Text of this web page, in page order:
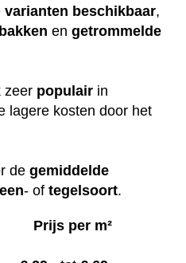
varianten beschikbaar,
en getrommelde
zeer populair in
lagere kosten door het
de gemiddelde
- of tegelsoort.
Prijs per m²